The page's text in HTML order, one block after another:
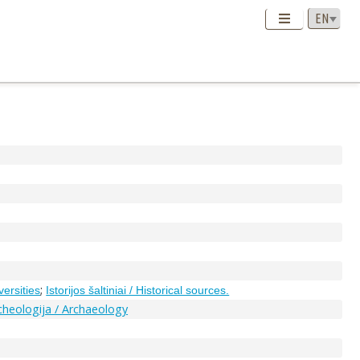
; Istorijos šaltiniai / Historical sources.
/ Archaeology